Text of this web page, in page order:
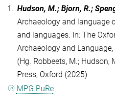
1. Hudson, M.; Bjorn, R.;
Archaeology and language
and languages. In: The
Archaeology and Language,
(Hg. Robbeets, M.; Hudson,
Press, Oxford (2025)
MPG.PuRe